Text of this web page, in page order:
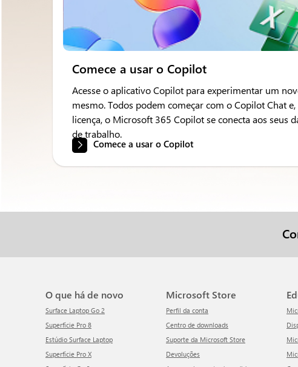
Comece a usar o Copilot
Acesse o aplicativo Copilot para experimentar um
mesmo. Todos podem começar com o Copilot Chat e,
licença, o Microsoft 365 Copilot se conecta aos seus
de trabalho.
Comece a usar o Copilot
O que há de novo
Surface Laptop Go 2
Superfície Pro 8
Estúdio Surface Laptop
Superfície Pro X
Microsoft Store
Perfil da conta
Centro de downloads
Suporte da Microsoft Store
Devoluções